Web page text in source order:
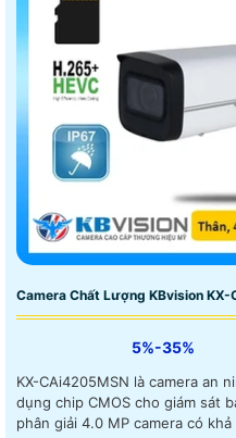
Camera Chất Lượng KBvision KX-
5%-35%
KX-CAi4205MSN là camera an
dụng chip CMOS cho giám sát ban
phân giải 4.0 MP camera có